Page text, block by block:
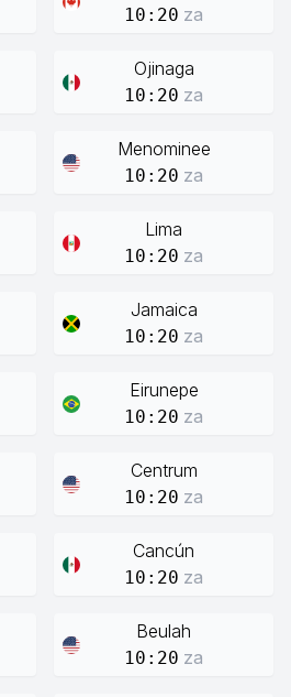
10:20 za
Ojinaga
10:20 za
Menominee
10:20 za
Lima
10:20 za
Jamaica
10:20 za
Eirunepe
10:20 za
Centrum
10:20 za
Cancún
10:20 za
Beulah
10:20 za